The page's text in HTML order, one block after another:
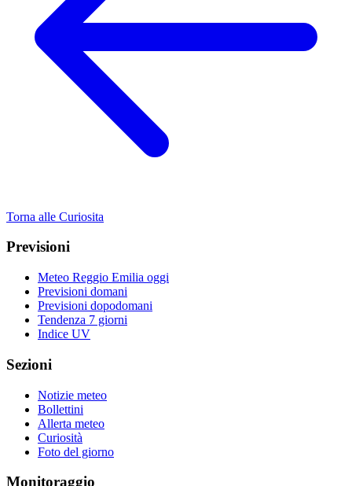
Torna alle Curiosita
Previsioni
Meteo Reggio Emilia oggi
Previsioni domani
Previsioni dopodomani
Tendenza 7 giorni
Indice UV
Sezioni
Notizie meteo
Bollettini
Allerta meteo
Curiosità
Foto del giorno
Monitoraggio